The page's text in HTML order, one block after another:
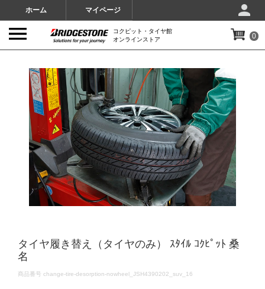
ホーム マイページ
コクピット・タイヤ館
オンラインストア
0
タイヤ履き替え（タイヤのみ） ｽﾀｲﾙ ｺｸﾋﾟｯﾄ 桑
名
DETAILS
商品番号 change-tire-desorption-nowheel_JSH4390202_suv_16